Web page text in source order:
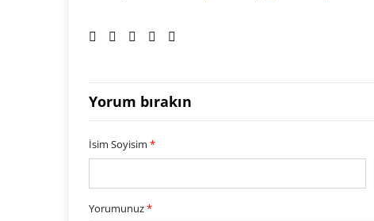
Yorum bırakın
İsim Soyisim *
Yorumunuz*